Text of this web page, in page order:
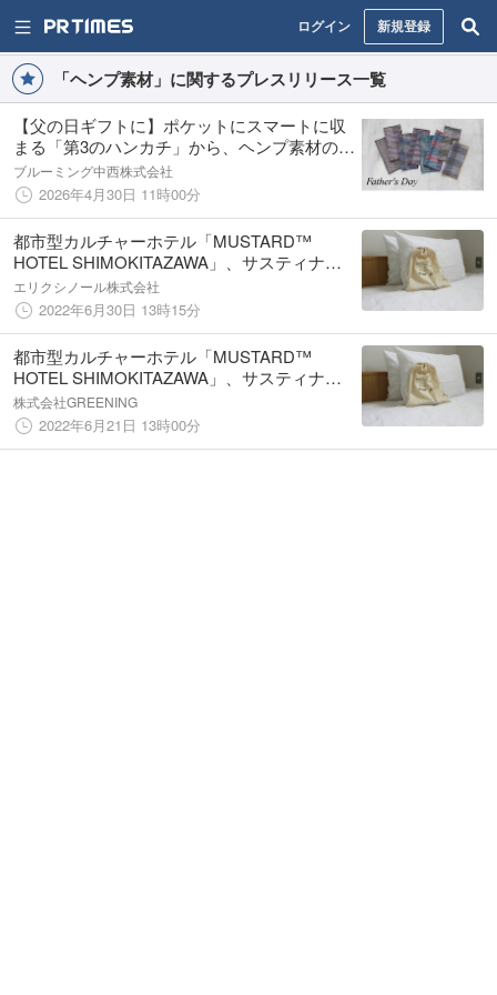
ログイン 新規登録
「ヘンプ素材」に関するプレスリリース一覧
【父の日ギフトに】ポケットにスマートに収
まる「第3のハンカチ」から、ヘンプ素材の新
作チェック柄ハンカチが登場
ブルーミング中西株式会社
2026年4月30日 11時00分
都市型カルチャーホテル「MUSTARD™
HOTEL SHIMOKITAZAWA」、サスティナブ
ルなヘンプ素材の寝具とCBDオイルを体験で
きるMEDITATION PLANを予約販売開始
エリクシノール株式会社
2022年6月30日 13時15分
都市型カルチャーホテル「MUSTARD™
HOTEL SHIMOKITAZAWA」、サスティナブ
ルなヘンプ素材の寝具とCBDオイルを体験で
きるMEDITATION PLANを予約販売開始
株式会社GREENING
2022年6月21日 13時00分